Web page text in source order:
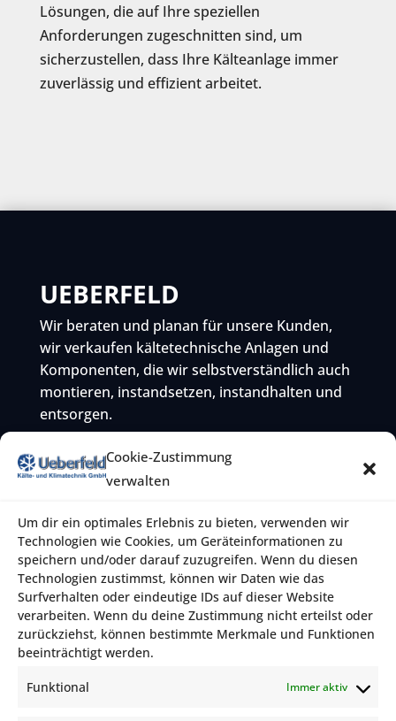
Cookie-Zustimmung
verwalten
Um dir ein optimales Erlebnis zu bieten, verwenden wir
Technologien wie Cookies, um Geräteinformationen zu
speichern und/oder darauf zuzugreifen. Wenn du diesen
Technologien zustimmst, können wir Daten wie das
Surfverhalten oder eindeutige IDs auf dieser Website
verarbeiten. Wenn du deine Zustimmung nicht erteilst oder
zurückziehst, können bestimmte Merkmale und Funktionen
beeinträchtigt werden.
Funktional Immer aktiv
Lösungen, die auf Ihre speziellen
Anforderungen zugeschnitten sind, um
sicherzustellen, dass Ihre Kälteanlage immer
zuverlässig und effizient arbeitet.
UEBERFELD
Wir beraten und planan für unsere Kunden,
wir verkaufen kältetechnische Anlagen und
Komponenten, die wir selbstverständlich auch
montieren, instandsetzen, instandhalten und
entsorgen.
KONTAKT
Rheinfeld 22
47495 Rheinberg
Telefon:02843 / 99 05 06
E-Mail:info@ueberfeld.de
NAVIGATION